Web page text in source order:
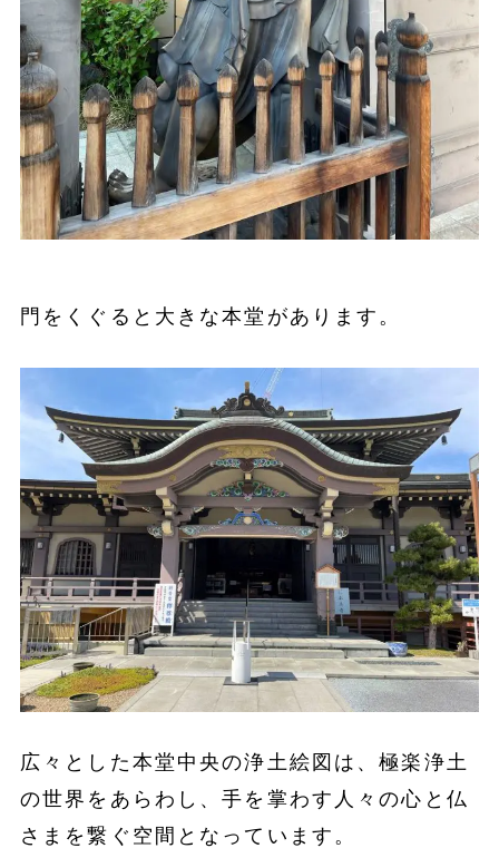
門をくぐると大きな本堂があります。
広々とした本堂中央の浄土絵図は、極楽浄土
の世界をあらわし、手を掌わす人々の心と仏
さまを繋ぐ空間となっています。